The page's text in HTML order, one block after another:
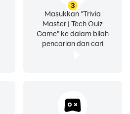
3
Masukkan "Trivia
Master | Tech Quiz
Game" ke dalam bilah
pencarian dan cari